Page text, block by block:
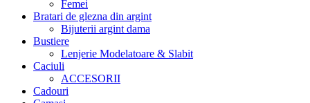
Femei
Bratari de glezna din argint
Bijuterii argint dama
Bustiere
Lenjerie Modelatoare & Slabit
Caciuli
ACCESORII
Cadouri